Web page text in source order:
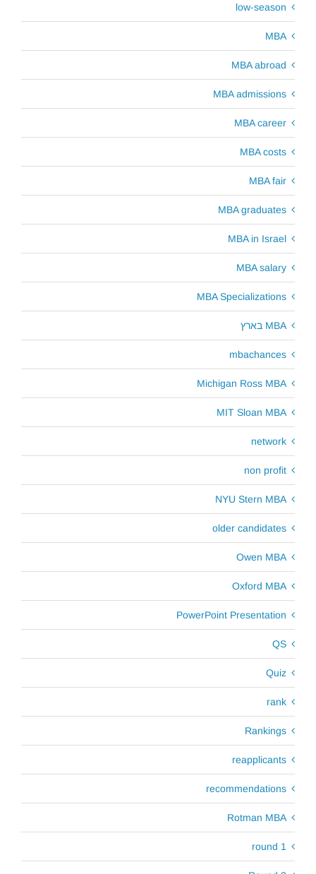
low-season
MBA
MBA abroad
MBA admissions
MBA career
MBA costs
MBA fair
MBA graduates
MBA in Israel
MBA salary
MBA Specializations
MBA בארץ
mbachances
Michigan Ross MBA
MIT Sloan MBA
network
non profit
NYU Stern MBA
older candidates
Owen MBA
Oxford MBA
PowerPoint Presentation
QS
Quiz
rank
Rankings
reapplicants
recommendations
Rotman MBA
round 1